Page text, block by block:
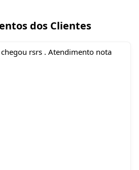
dos Clientes
rsrs . Atendimento nota